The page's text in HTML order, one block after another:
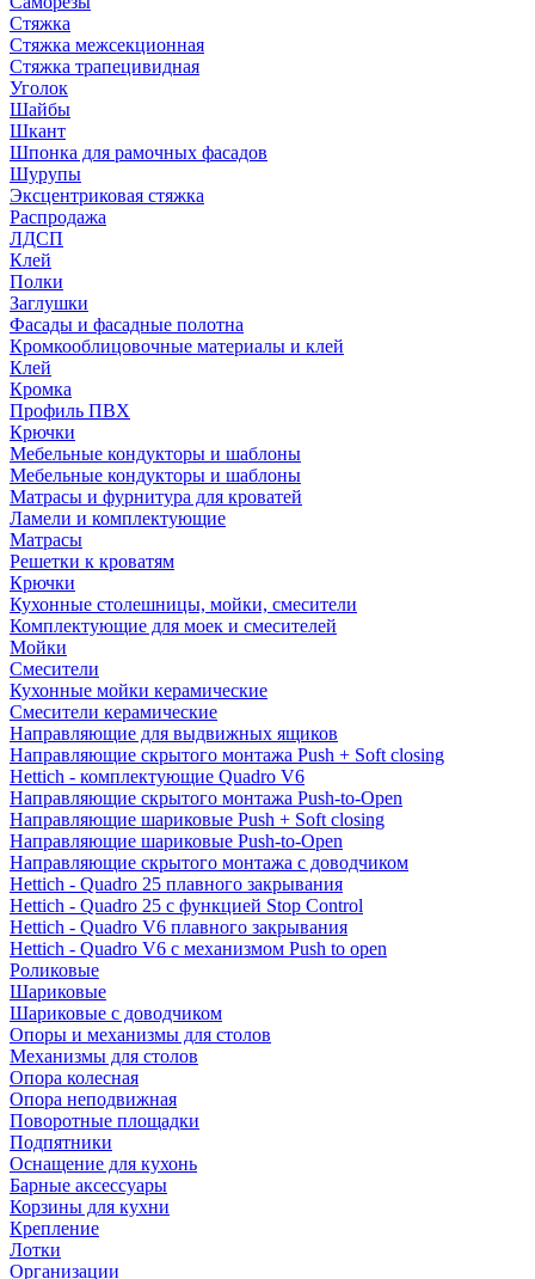
Стяжка
Стяжка межсекционная
Стяжка трапецивидная
Уголок
Шайбы
Шкант
Шпонка для рамочных фасадов
Шурупы
Эксцентриковая стяжка
Распродажа
ЛДСП
Клей
Полки
Заглушки
Фасады и фасадные полотна
Кромкооблицовочные материалы и клей
Клей
Кромка
Профиль ПВХ
Крючки
Мебельные кондукторы и шаблоны
Мебельные кондукторы и шаблоны
Матрасы и фурнитура для кроватей
Ламели и комплектующие
Матрасы
Решетки к кроватям
Крючки
Кухонные столешницы, мойки, смесители
Комплектующие для моек и смесителей
Мойки
Смесители
Кухонные мойки керамические
Смесители керамические
Направляющие для выдвижных ящиков
Направляющие скрытого монтажа Push + Soft closing
Hettich - комплектующие Quadro V6
Направляющие скрытого монтажа Push-to-Open
Направляющие шариковые Push + Soft closing
Направляющие шариковые Push-to-Open
Направляющие скрытого монтажа с доводчиком
Hettich - Quadro 25 плавного закрывания
Hettich - Quadro 25 с функцией Stop Control
Hettich - Quadro V6 плавного закрывания
Hettich - Quadro V6 с механизмом Push to open
Роликовые
Шариковые
Шариковые с доводчиком
Опоры и механизмы для столов
Механизмы для столов
Опора колесная
Опора неподвижная
Поворотные площадки
Подпятники
Оснащение для кухонь
Барные аксессуары
Корзины для кухни
Крепление
Лотки
Организации